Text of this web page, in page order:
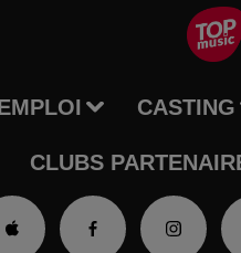
CASTING
CLUBS